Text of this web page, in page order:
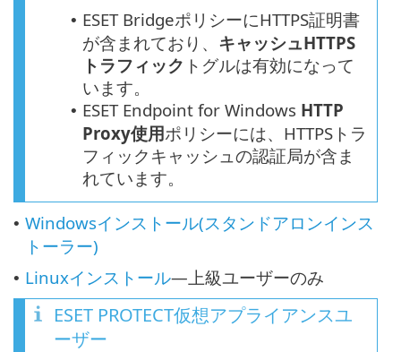
• ESET BridgeポリシーにHTTPS証明書
が含まれており、 キャッシュHTTPS
トラフィック トグルは有効になって
います。
• ESET Endpoint for Windows HTTP
Proxy使用ポリシーには、HTTPSトラ
フィックキャッシュの認証局が含ま
れています。
• Windowsインストール(スタンドアロンインス
トーラー)
• Linuxインストール—上級ユーザーのみ
ESET PROTECT仮想アプライアンスユ
ーザー